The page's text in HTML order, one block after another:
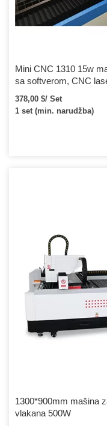
Mini CNC 1310 15w
sa softverom, CNC
378,00 $/ Set
1 set (min. narudžba)
1300*900mm mašina
vlakana 500W